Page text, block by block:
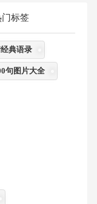
标签
典语录
句图片大全